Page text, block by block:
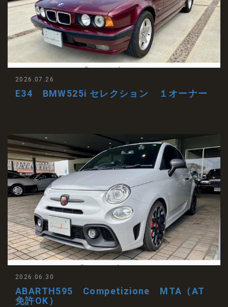
E34 BMW525i セレクション １オーナー
2026.07.26
ABARTH595 Competizione MTA（AT
免許OK）
2026.06.30